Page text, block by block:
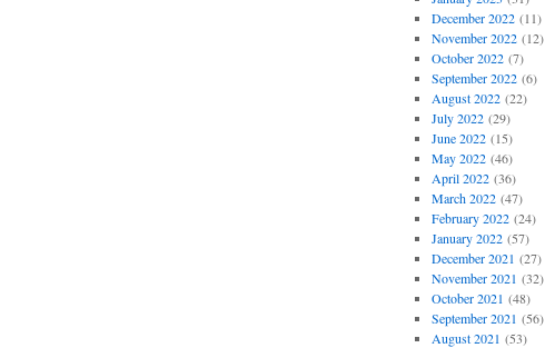
December 2022(11)
November 2022(12)
October 2022(7)
September 2022(6)
August 2022(22)
July 2022(29)
June 2022(15)
May 2022(46)
April 2022(36)
March 2022(47)
February 2022(24)
January 2022(57)
December 2021 (27)
November 2021 (32)
October 2021 (48)
September 2021 (56)
August 2021 (53)